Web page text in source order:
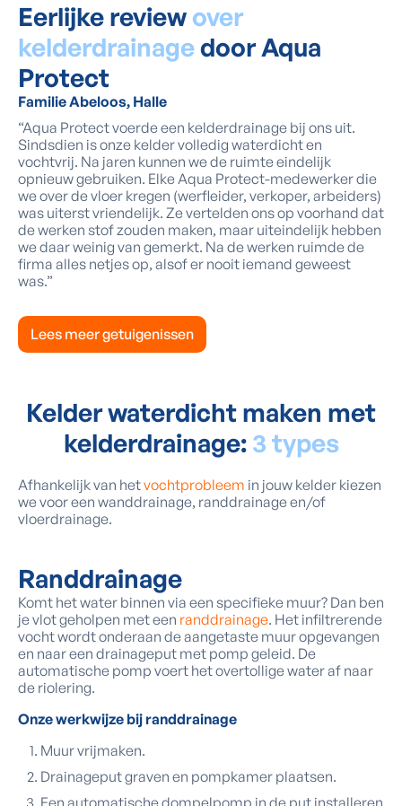
Eerlijke review over
kelderdrainagedoor Aqua
Protect
Familie Abeloos, Halle
“Aqua Protect voerde een kelderdrainage bij ons uit.
Sindsdien is onze kelder volledig waterdicht en
vochtvrij. Na jaren kunnen we de ruimte eindelijk
opnieuw gebruiken. Elke Aqua Protect-medewerker die
we over de vloer kregen (werfleider, verkoper, arbeiders)
was uiterst vriendelijk. Ze vertelden ons op voorhand dat
de werken stof zouden maken, maar uiteindelijk hebben
we daar weinig van gemerkt. Na de werken ruimde de
firma alles netjes op, alsof er nooit iemand geweest
was.”
Lees meer getuigenissen
Kelder waterdicht maken met
kelderdrainage:3 types
Afhankelijk van hetvochtprobleem in jouw kelder kiezen
we voor een wanddrainage, randdrainage en/of
vloerdrainage.
Randdrainage
Komt het water binnen via een specifieke muur? Dan ben
je vlot geholpen met een randdrainage. Het infiltrerende
vocht wordt onderaan de aangetaste muur opgevangen
en naar een drainageput met pomp geleid. De
automatische pomp voert het overtollige water af naar
de riolering.
Onze werkwijze bij randdrainage
Muur vrijmaken.
Drainageput graven en pompkamer plaatsen.
Een automatische dompelpomp in de put installeren